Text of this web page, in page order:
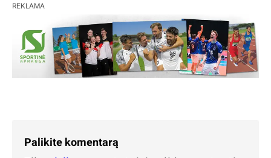
REKLAMA
Palikite komentarą